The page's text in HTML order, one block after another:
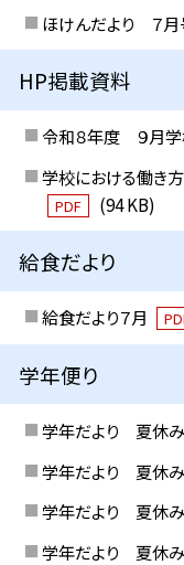
ほけんだより ７月
HP掲載資料
令和８年度 ９月
学校における働き
PDF (94 KB)
給食だより
給食だより７月
学年便り
学年だより 夏休
学年だより 夏休
学年だより 夏休
学年だより 夏休